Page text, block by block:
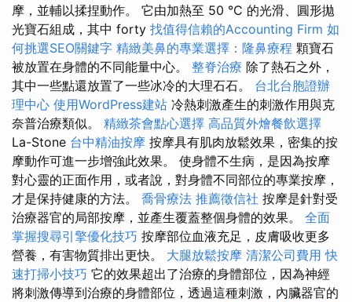
摩，並輔以揉捏動作。 它由加熱至 50 °C 的光滑、圓形拋
光寶石組成，其中 forty 找值得信賴的Accounting Firm 如
何挑選SEO關鍵字 精緻美鼻的專業選擇：隆鼻療程 顆寶石
被放置在身體的不同能量中心。 整脊治療 除了熱石之外，
其中一些點還放置了一些冰冷的大理石石。 台北台胞證辦
理中心 使用WordPress建站 冷熱刺激產生的刺激作用與克
奈普治療類似。 精緻茶會點心選擇 高品質外燴餐飲選擇
La-Stone 台中精油按摩 按摩具有肌肉放鬆效果，密集的按
摩動作可進一步增強此效果。 使身體不生病，是因為按摩
對心靈的正面作用，或者說，對身體不同部位的專業按摩，
才是保持健康的方法。 喬骨療法 推薦徵信社 按摩是針對受
治療器官的局部按摩，並產生覆蓋整個身體的效果。 全面
掌握搜尋引擎優化技巧 按摩部位血液充足，皮膚吸收更多
營養，有害物質排出更快。 大腿放鬆按摩 清潔公司費用 快
速打掃小技巧 它的效果超出了治療的身體部位，因為神經
將刺激傳導到治療的身體部位，透過這種刺激，內臟器官的